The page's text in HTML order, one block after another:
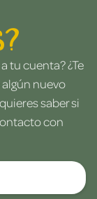
tu cuenta? ¿Te
nuevo
saber si
con